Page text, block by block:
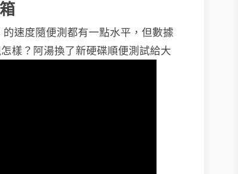
速度隨便測都有一點水平，但數據
樣？阿湯換了新硬碟順便測試給大